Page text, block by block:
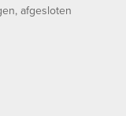
afgesloten